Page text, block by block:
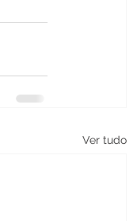
Ver tudo